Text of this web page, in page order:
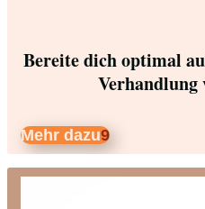
Bereite dich optimal
Verhandlung
Mehr dazu